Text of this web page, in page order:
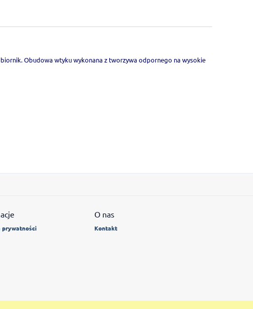
Obudowa wtyku wykonana z tworzywa odpornego na wysokie
prywatności
O nas
Kontakt